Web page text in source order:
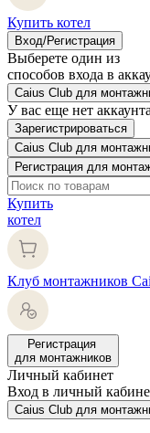
Купить котел
Вход/Регистрация
Выберете один из
способов входа в
Caius Club для
У вас еще нет
Зарегистрироваться
Caius Club для
Регистрация
Купить
котел
Клуб монтажников
Регистрация
для монтажников
Личный кабинет
Вход в личный
Caius Club для